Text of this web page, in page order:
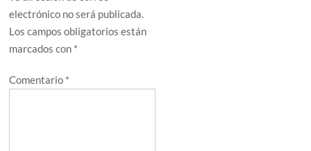
electrónico no será publicada.
Los campos obligatorios están
marcados con *
Comentario *